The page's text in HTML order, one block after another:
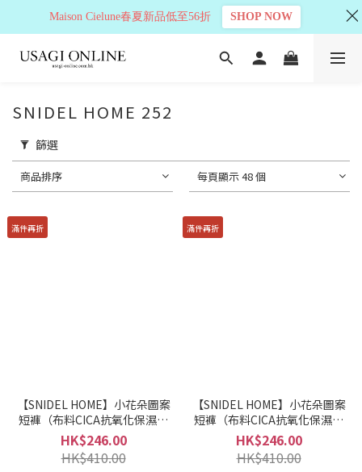
SNIDEL HOME 252
篩選
商品排序 每頁顯示 48 個
滿件再折
【SNIDEL HOME】小花朵圖案
短褲（布料CICA抗氧化保濕美
容成份加工） SHCP252035
HK$246.00
HK$410.00
滿件再折
【SNIDEL HOME】小花朵圖案
短褲（布料CICA抗氧化保濕美
容成份加工） SHCP252035
HK$246.00
HK$410.00
Maison Cielune春夏新品低至56折 SHOP NOW